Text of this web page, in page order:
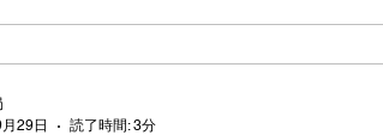
29日
読了時間: 3分